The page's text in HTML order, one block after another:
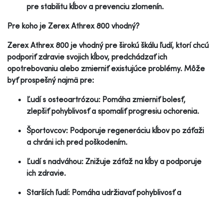
pre stabilitu kĺbov a prevenciu zlomenín.
Pre koho je Zerex Athrex 800 vhodný?
Zerex Athrex 800 je vhodný pre širokú škálu ľudí, ktorí chcú
podporiť zdravie svojich kĺbov, predchádzať ich
opotrebovaniu alebo zmierniť existujúce problémy. Môže
byť prospešný najmä pre:
Ľudí s osteoartrózou: Pomáha zmierniť bolesť,
zlepšiť pohyblivosť a spomaliť progresiu ochorenia.
Športovcov: Podporuje regeneráciu kĺbov po záťaži
a chráni ich pred poškodením.
Ľudí s nadváhou: Znižuje záťaž na kĺby a podporuje
ich zdravie.
Starších ľudí: Pomáha udržiavať pohyblivosť a